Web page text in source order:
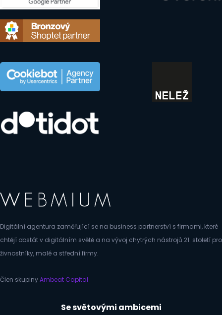
Digitální agentura zaměřující se na business partnerství s firmami, které
chtějí obstát v digitálním světě a na vývoj chytrých nástrojů 21. století pro
živnostníky, malé a střední firmy.
Člen skupinyAmbeat Capital
Se světovými ambicemi